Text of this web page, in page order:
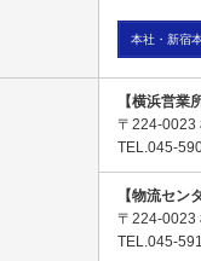
本社・新宿
【横浜営業
〒224-0023
TEL.045-
【物流セン
〒224-0023
TEL.045-